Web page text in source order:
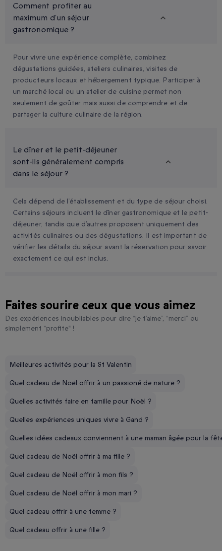
Comment profiter au
maximum d’un séjour
gastronomique ?
Pour vivre une expérience complète, combinez
dégustations guidées, ateliers culinaires, visites de
producteurs locaux et hébergement typique. Participer à
un marché local ou un atelier de cuisine permet non
seulement de goûter mais aussi de comprendre et de
partager la culture culinaire de la région.
Le dîner et le petit-déjeuner
sont-ils généralement compris
dans le séjour ?
Cela dépend de l’établissement et du type de séjour choisi.
Certains séjours incluent le dîner gastronomique et le petit-
déjeuner, tandis que d’autres proposent uniquement des
activités culinaires ou des dégustations. Il est important de
vérifier les détails du séjour avant la réservation pour savoir
exactement ce qui est inclus.
Faites sourire ceux que vous aimez
Des expériences inoubliables pour dire “je t’aime”, “merci” ou
simplement “profite" !
Meilleures activités pour la St Valentin
Quel cadeau de Noël offrir à un passioné de nature ?
Quelles activités faire en famille pour Noël ?
Quelles expériences uniques vivre à Gand ?
Quelles idées cadeaux conviennent à une maman âgée pour la
Quel cadeau de Noël offrir à ma fille ?
Quel cadeau de Noël offrir à mon fils ?
Quel cadeau de Noël offrir à mon mari ?
Quel cadeau offrir à une femme ?
Quel cadeau offrir à une fille ?